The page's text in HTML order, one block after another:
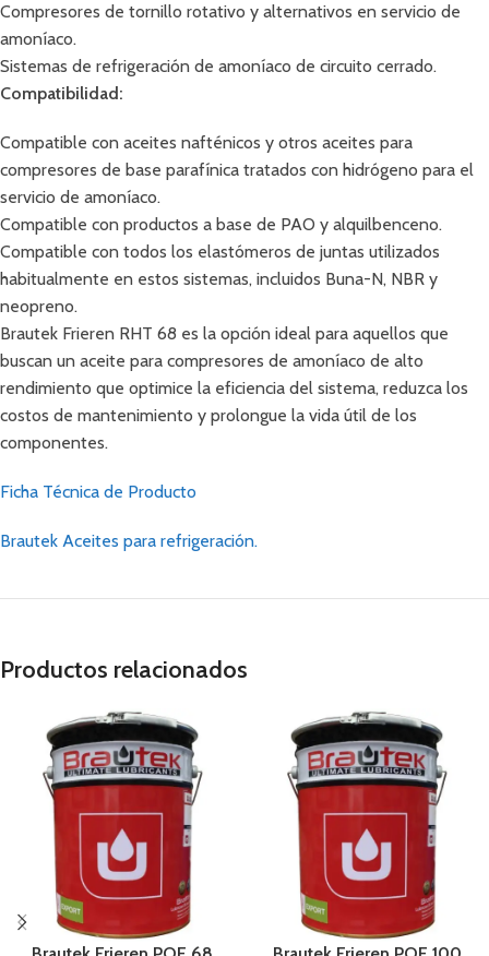
Compresores de tornillo rotativo y alternativos en servicio de
amoníaco.
Sistemas de refrigeración de amoníaco de circuito cerrado.
Compatibilidad:
Compatible con aceites nafténicos y otros aceites para
compresores de base parafínica tratados con hidrógeno para el
servicio de amoníaco.
Compatible con productos a base de PAO y alquilbenceno.
Compatible con todos los elastómeros de juntas utilizados
habitualmente en estos sistemas, incluidos Buna-N, NBR y
neopreno.
Brautek Frieren RHT 68 es la opción ideal para aquellos que
buscan un aceite para compresores de amoníaco de alto
rendimiento que optimice la eficiencia del sistema, reduzca los
costos de mantenimiento y prolongue la vida útil de los
componentes.
Ficha Técnica de Producto
Brautek Aceites para refrigeración.
Productos relacionados